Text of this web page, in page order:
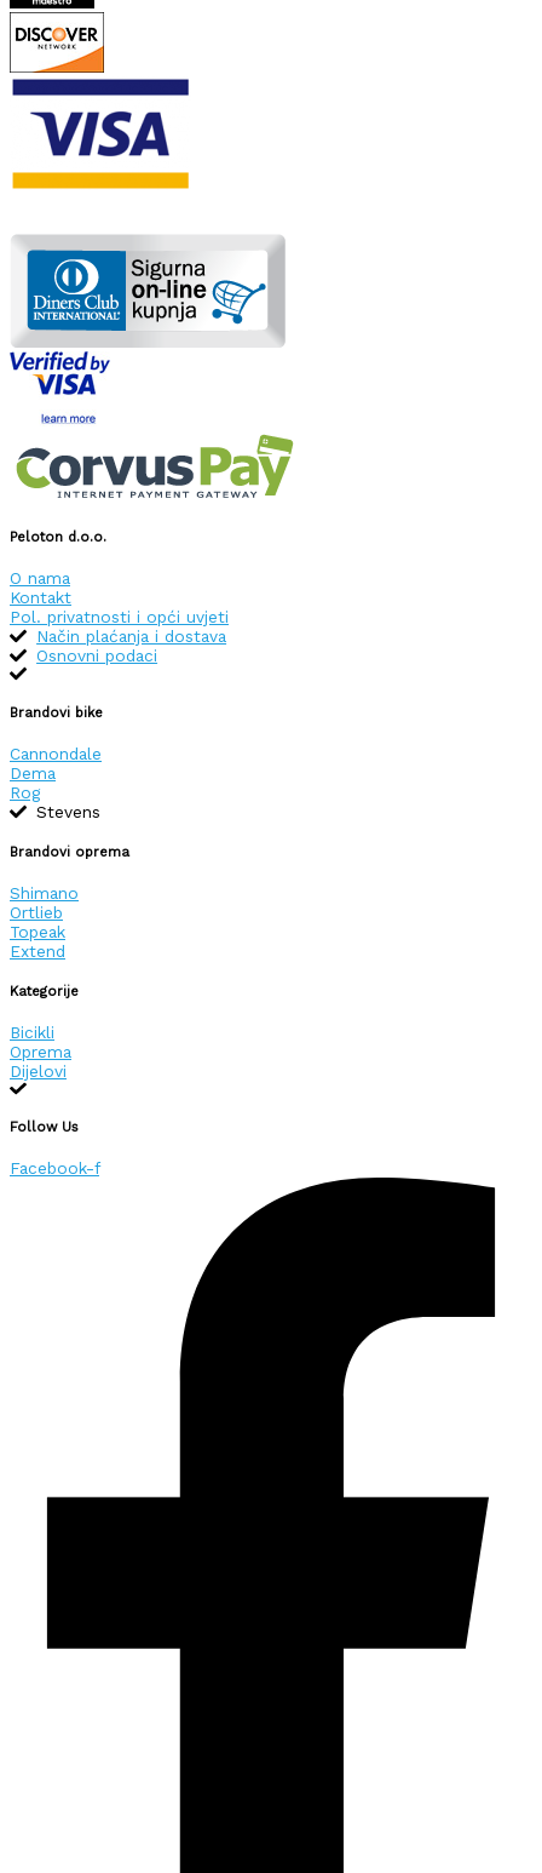
Peloton d.o.o.
O nama
Kontakt
Pol. privatnosti i opći uvjeti
Način plaćanja i dostava
Osnovni podaci
Brandovi bike
Cannondale
Dema
Rog
Stevens
Brandovi oprema
Shimano
Ortlieb
Topeak
Extend
Kategorije
Bicikli
Oprema
Dijelovi
Follow Us
Facebook-f